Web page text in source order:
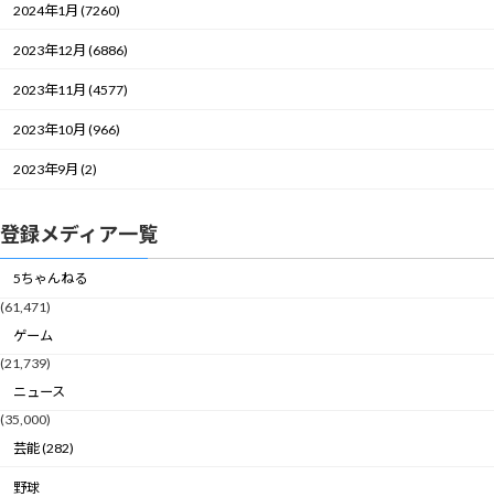
2024年1月 (7260)
2023年12月 (6886)
2023年11月 (4577)
2023年10月 (966)
2023年9月 (2)
登録メディア一覧
5ちゃんねる
(61,471)
ゲーム
(21,739)
ニュース
(35,000)
芸能 (282)
野球